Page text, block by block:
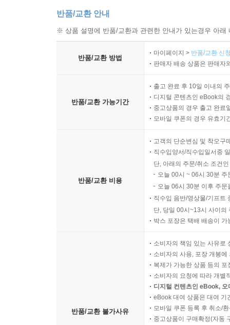
반품/교환 안내
※ 상품 설명에 반품/교환과 관련한 안내가 있는경우 아
반품/교환 방법
마이페이지 > 반품/교환 신
판매자 배송 상품은 판매자
반품/교환 가능기간
출고 완료 후 10일 이내의
디지털 콘텐츠인 eBook의
중고상품의 경우 출고 완료
모바일 쿠폰의 경우 유효기
반품/교환 비용
고객의 단순변심 및 착오구
직수입양서/직수입일서중
단, 아래의 주문/취소 조건
오늘 00시 ~ 06시 30분
오늘 06시 30분 이후 주
직수입 음반/영상물/기프트
단, 당일 00시~13시 사이의
박스 포장은 택배 배송이
반품/교환 불가사유
소비자의 책임 있는 사유로
소비자의 사용, 포장 개봉
복제가 가능한 상품 등의
소비자의 요청에 따라 개별
디지털 컨텐츠인 eBook,
eBook 대여 상품은 대여 기
모바일 쿠폰 등록 후 취소/
중고상품이 구매확정(자동